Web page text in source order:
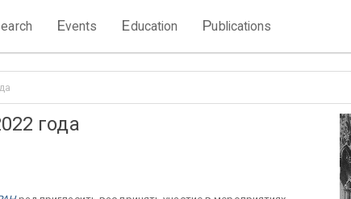
Events Education Publications
года